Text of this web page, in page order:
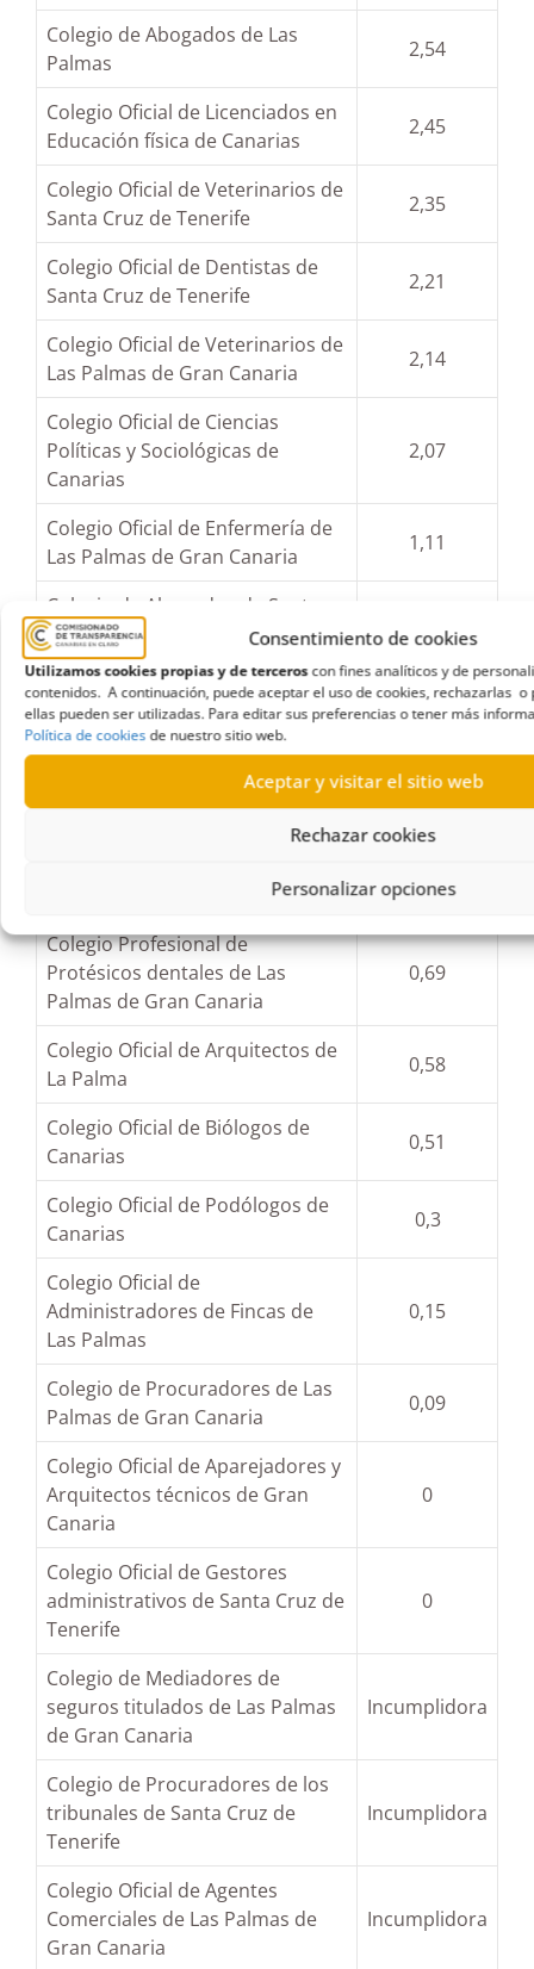
Consentimiento de cookies
Utilizamos cookies propias y de terceroscon fines analíticos y de
contenidos. A continuación, puede aceptar el uso de cookies, rechazarlas
ellas pueden ser utilizadas. Para editar sus preferencias o tener más
Política de cookiesde nuestro sitio web.
Aceptar y visitar el sitio web
Rechazar cookies
Personalizar opciones
Colegio de Abogados de Las
Palmas
2,54
Colegio Oficial de Licenciados en
Educación física de Canarias
2,45
Colegio Oficial de Veterinarios de
Santa Cruz de Tenerife
2,35
Colegio Oficial de Dentistas de
Santa Cruz de Tenerife
2,21
Colegio Oficial de Veterinarios de
Las Palmas de Gran Canaria
2,14
Colegio Oficial de Ciencias
Políticas y Sociológicas de
Canarias
2,07
Colegio Oficial de Enfermería de
Las Palmas de Gran Canaria
1,11
Colegio de Abogados de Santa
Cruz de Tenerife
Colegio Oficial de Profesionales
en Turismo
0,99
Colegio Oficial de Arquitectos de
0,89
Colegio Profesional de
Protésicos dentales de Las
Palmas de Gran Canaria
0,69
Colegio Oficial de Arquitectos de
La Palma
0,58
Colegio Oficial de Biólogos de
Canarias
0,51
Colegio Oficial de Podólogos de
Canarias
0,3
Colegio Oficial de
Administradores de Fincas de
Las Palmas
0,15
Colegio de Procuradores de Las
Palmas de Gran Canaria
0,09
Colegio Oficial de Aparejadores y
Arquitectos técnicos de Gran
Canaria
0
Colegio Oficial de Gestores
administrativos de Santa Cruz de
Tenerife
0
Colegio de Mediadores de
seguros titulados de Las Palmas
de Gran Canaria
Incumplidora
Colegio de Procuradores de los
tribunales de Santa Cruz de
Tenerife
Incumplidora
Colegio Oficial de Agentes
Comerciales de Las Palmas de
Gran Canaria
Incumplidora